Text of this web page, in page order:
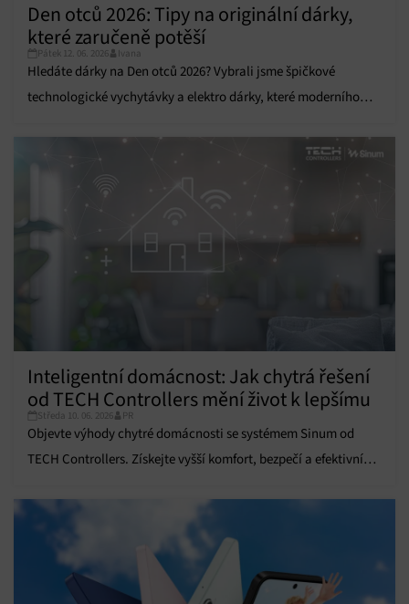
zařízení na základě automaticky přenášených
informací.
Zajištění bezpečnosti, předcházení a zjišťování
podvodů a odstraňování chyb, Poskytování a
zobrazování reklamy a obsahu, Ukládání a sdělování
Vždy aktivní
Den otců 2026: Tipy na originální dárky,
které zaručeně potěší
Pátek 12. 06. 2026 Ivana
Hledáte dárky na Den otců 2026? Vybrali jsme špičkové
technologické vychytávky a elektro dárky, které moderního
Inteligentní domácnost: Jak chytrá řešení
od TECH Controllers mění život k lepšímu
Středa 10. 06. 2026 PR
Objevte výhody chytré domácnosti se systémem Sinum od
TECH Controllers. Získejte vyšší komfort, bezpečí a efektivní